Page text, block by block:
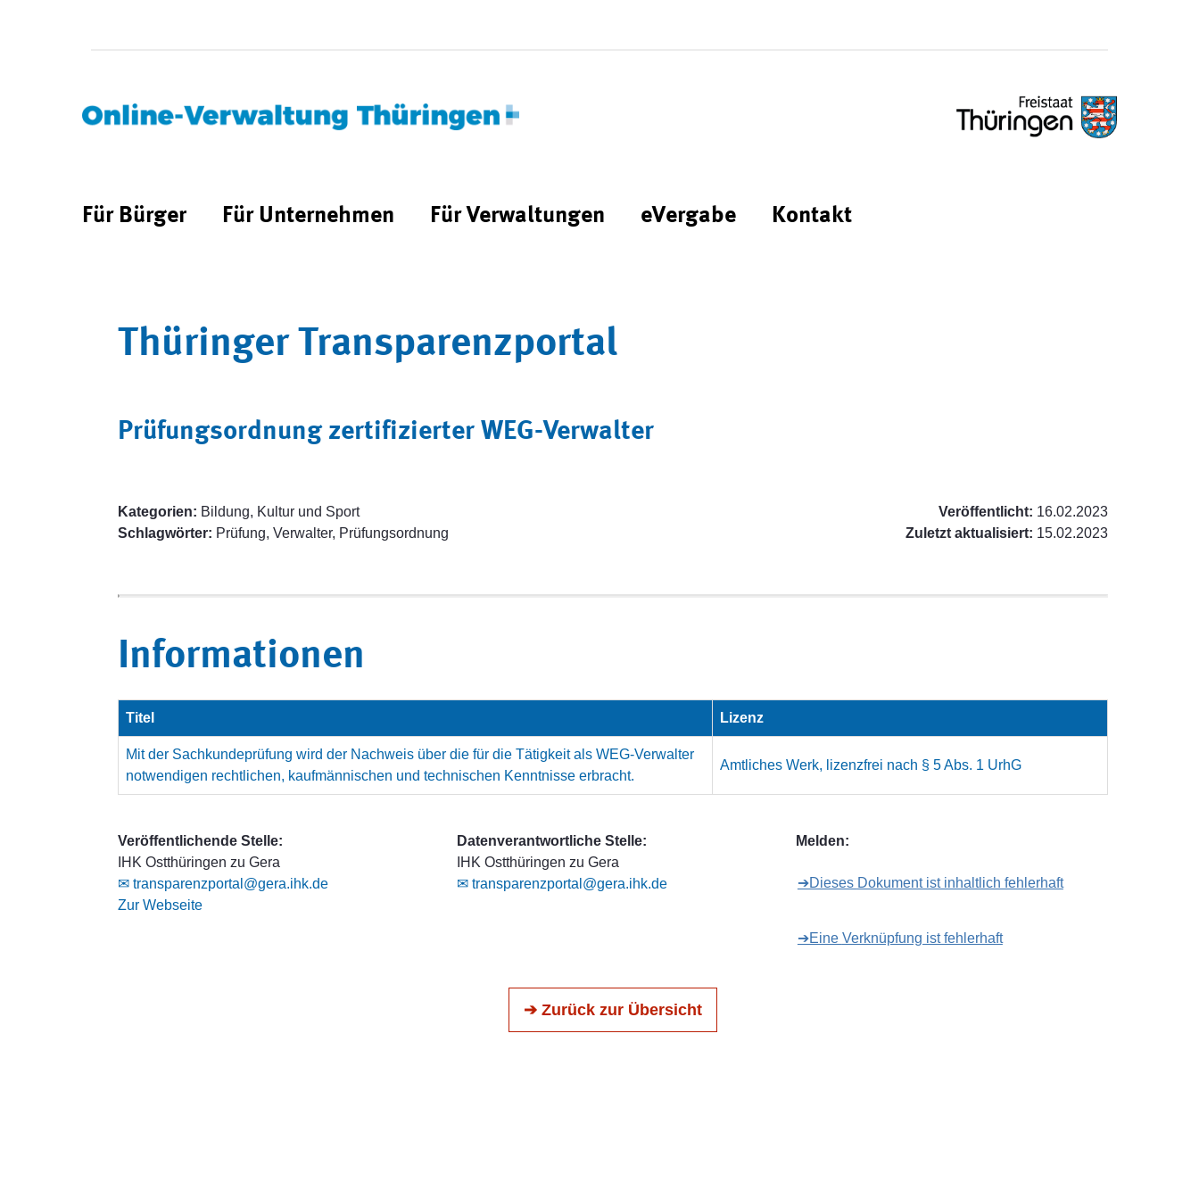
Für Bürger Für Unternehmen Für Verwaltungen eVergabe Kontakt
Thüringer Transparenzportal
Prüfungsordnung zertifizierter WEG-Verwalter
Kategorien: Bildung, Kultur und Sport
Schlagwörter: Prüfung, Verwalter, Prüfungsordnung
Veröffentlicht: 16.02.2023
Zuletzt aktualisiert: 15.02.2023
Informationen
Titel Lizenz
Mit der Sachkundeprüfung wird der Nachweis über die für die Tätigkeit als WEG-Verwalter
notwendigen rechtlichen, kaufmännischen und technischen Kenntnisse erbracht.
Amtliches Werk, lizenzfrei nach § 5 Abs. 1 UrhG
Veröffentlichende Stelle:
IHK Ostthüringen zu Gera
✉ transparenzportal@gera.ihk.de
Zur Webseite
Datenverantwortliche Stelle:
IHK Ostthüringen zu Gera
✉ transparenzportal@gera.ihk.de
Melden:
➔Dieses Dokument ist inhaltlich fehlerhaft
➔Eine Verknüpfung ist fehlerhaft
➔ Zurück zur Übersicht